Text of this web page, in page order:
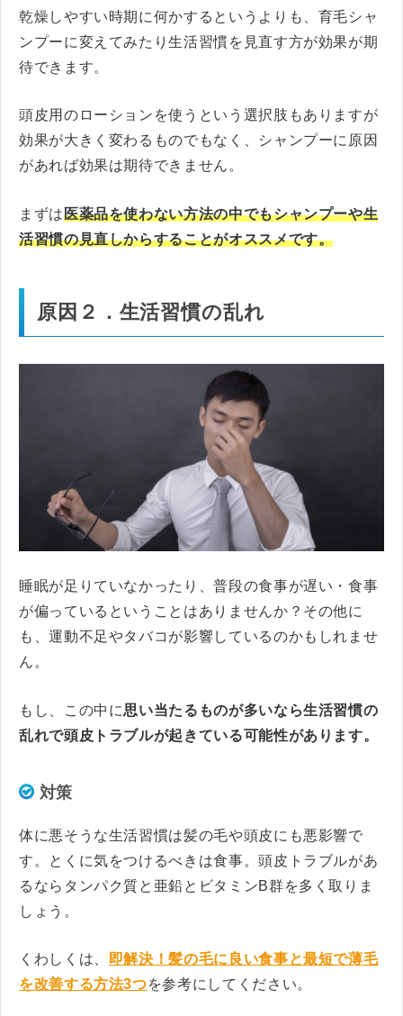
乾燥しやすい時期に何かするというよりも、育毛シャ
ンプーに変えてみたり生活習慣を見直す方が効果が期
待できます。
頭皮用のローションを使うという選択肢もありますが
効果が大きく変わるものでもなく、シャンプーに原因
があれば効果は期待できません。
まずは医薬品を使わない方法の中でもシャンプーや生
活習慣の見直しからすることがオススメです。
原因２．生活習慣の乱れ
睡眠が足りていなかったり、普段の食事が遅い・食事
が偏っているということはありませんか？その他に
も、運動不足やタバコが影響しているのかもしれませ
ん。
もし、この中に思い当たるものが多いなら生活習慣の
乱れで頭皮トラブルが起きている可能性があります。
対策
体に悪そうな生活習慣は髪の毛や頭皮にも悪影響で
す。とくに気をつけるべきは食事。頭皮トラブルがあ
るならタンパク質と亜鉛とビタミンB群を多く取りま
しょう。
くわしくは、 即解決！髪の毛に良い食事と最短で薄毛
を改善する方法3つを参考にしてください。